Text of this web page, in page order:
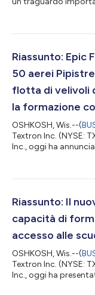
tappa, tutti e tre i jet
volo, dimostrando
Riassunto: Epic
50 aerei
flotta di velivoli
la formazione
OSHKOSH, Wis.--(
Textron Inc. (NYSE:
Inc., oggi ha
firmato un accordo
massimo di altri 20
Riassunto: Il
capacità di
accesso alle
OSHKOSH, Wis.--(
Textron Inc. (NYSE:
Inc., oggi ha